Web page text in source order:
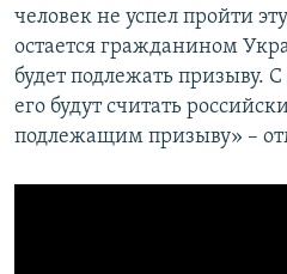
человек не успел пройти
остается гражданином
будет подлежать призыву.
его будут считать
подлежащим призыву» –